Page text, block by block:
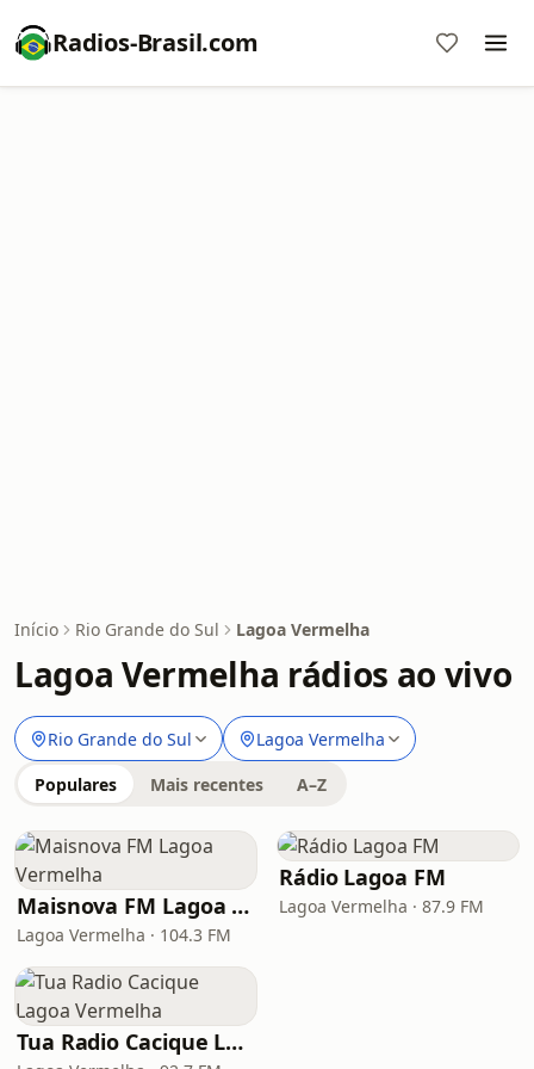
Radios-Brasil.com
Início Rio Grande do Sul Lagoa Vermelha
Lagoa Vermelha rádios ao vivo
Rio Grande do Sul Lagoa Vermelha
Populares Mais recentes A–Z
Maisnova FM Lagoa Vermelha
Lagoa Vermelha · 104.3 FM
Rádio Lagoa FM
Lagoa Vermelha · 87.9 FM
Tua Radio Cacique Lagoa Vermelha